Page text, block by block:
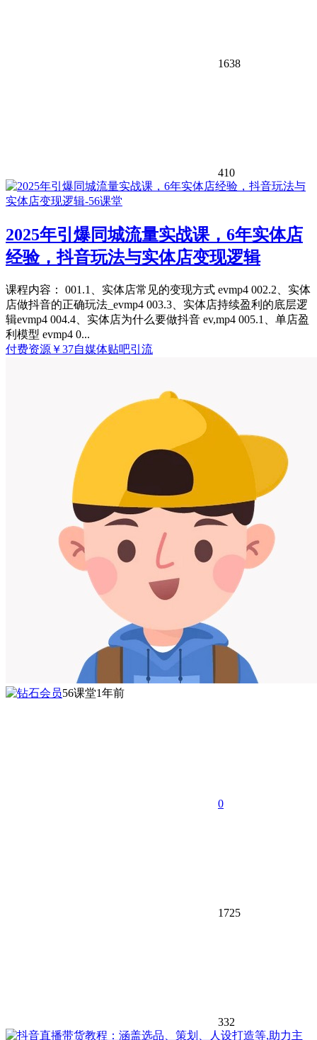
1638
410
2025年引爆同城流量实战课，6年实体店
经验，抖音玩法与实体店变现逻辑
课程内容： 001.1、实体店常见的变现方式 evmp4 002.2、实体
店做抖音的正确玩法_evmp4 003.3、实体店持续盈利的底层逻
辑evmp4 004.4、实体店为什么要做抖音 ev,mp4 005.1、单店盈
利模型 evmp4 0...
付费资源 ￥37自媒体贴吧引流
56课堂1年前
0
1725
332